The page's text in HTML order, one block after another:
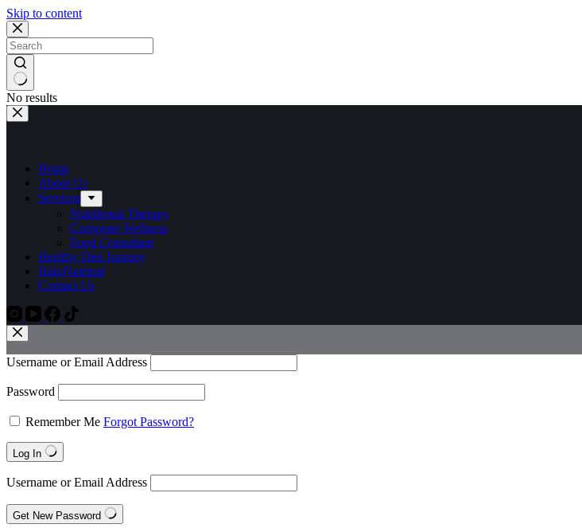
Skip to content
No results
Home
About Us
Services
Nutritional Therapy
Corporate Wellness
Food Consultant
Healthy Diet Journey
HaloNutripaf
Contact Us
Username or Email Address
Password
Remember Me Forgot Password?
Log In
Username or Email Address
Get New Password